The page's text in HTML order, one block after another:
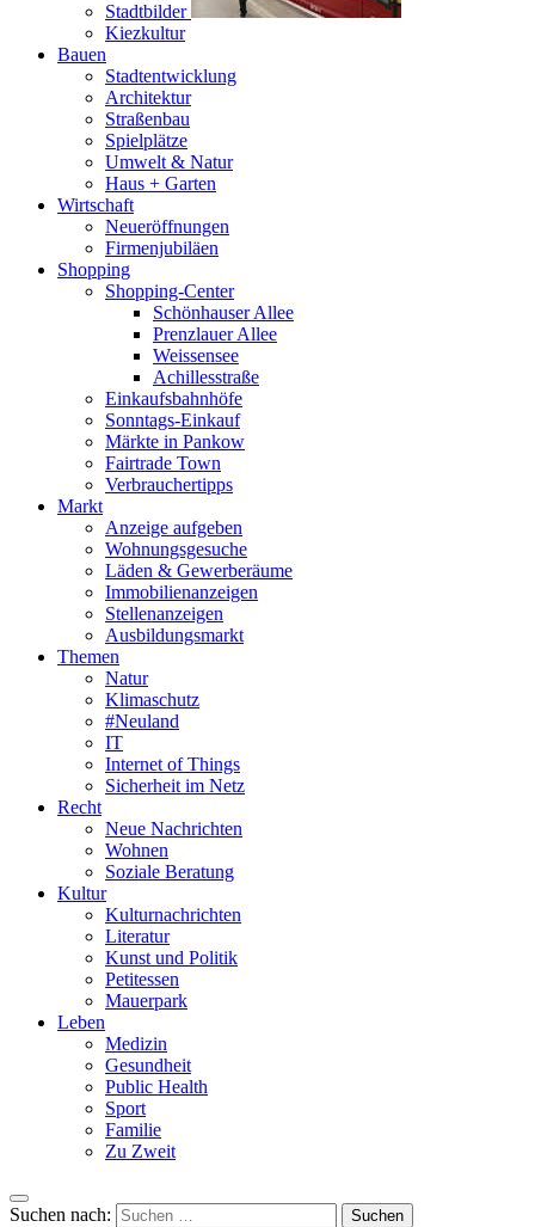
Stadtbilder
Kiezkultur
Bauen
Stadtentwicklung
Architektur
Straßenbau
Spielplätze
Umwelt & Natur
Haus + Garten
Wirtschaft
Neueröffnungen
Firmenjubiläen
Shopping
Shopping-Center
Schönhauser Allee
Prenzlauer Allee
Weissensee
Achillesstraße
Einkaufsbahnhöfe
Sonntags-Einkauf
Märkte in Pankow
Fairtrade Town
Verbrauchertipps
Markt
Anzeige aufgeben
Wohnungsgesuche
Läden & Gewerberäume
Immobilienanzeigen
Stellenanzeigen
Ausbildungsmarkt
Themen
Natur
Klimaschutz
#Neuland
IT
Internet of Things
Sicherheit im Netz
Recht
Neue Nachrichten
Wohnen
Soziale Beratung
Kultur
Kulturnachrichten
Literatur
Kunst und Politik
Petitessen
Mauerpark
Leben
Medizin
Gesundheit
Public Health
Sport
Familie
Zu Zweit
Suchen nach: